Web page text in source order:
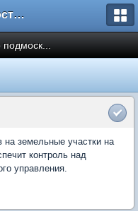
Форум Новостройки
подмоск...
на земельные участки на
контроль над
управления.